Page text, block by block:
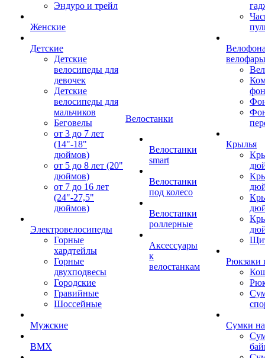
Эндуро и трейл
Женские
Детские
Детские
велосипеды для
девочек
Детские
велосипеды для
мальчиков
Беговелы
от 3 до 7 лет
(14"-18"
дюймов)
от 5 до 8 лет (20"
дюймов)
от 7 до 16 лет
(24"-27,5"
дюймов)
Электровелосипеды
Горные
хардтейлы
Горные
двухподвесы
Городские
Гравийные
Шоссейные
Мужские
BMX
Велостанки
Велостанки
smart
Велостанки
под колесо
Велостанки
роллерные
Аксессуары
к
велостанкам
велофары
Крылья
Рюкзаки
Сумки